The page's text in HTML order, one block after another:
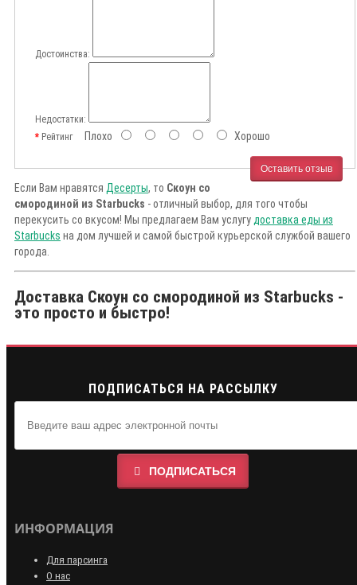
Достоинства:
Недостатки:
РейтингПлохо Хорошо
Оставить отзыв
Если Вам нравятся Десерты, то Скоун со
смородиной из Starbucks - отличный выбор, для того чтобы
перекусить со вкусом! Мы предлагаем Вам услугу доставка еды из
Starbucks на дом лучшей и самой быстрой курьерской службой вашего
города.
Доставка Скоун со смородиной из Starbucks -
это просто и быстро!
ПОДПИСАТЬСЯ НА РАССЫЛКУ
ПОДПИСАТЬСЯ
ИНФОРМАЦИЯ
Для парсинга
О нас